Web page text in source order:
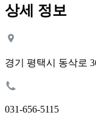
상세 정보
경기 평택시 동삭로
031-656-5115